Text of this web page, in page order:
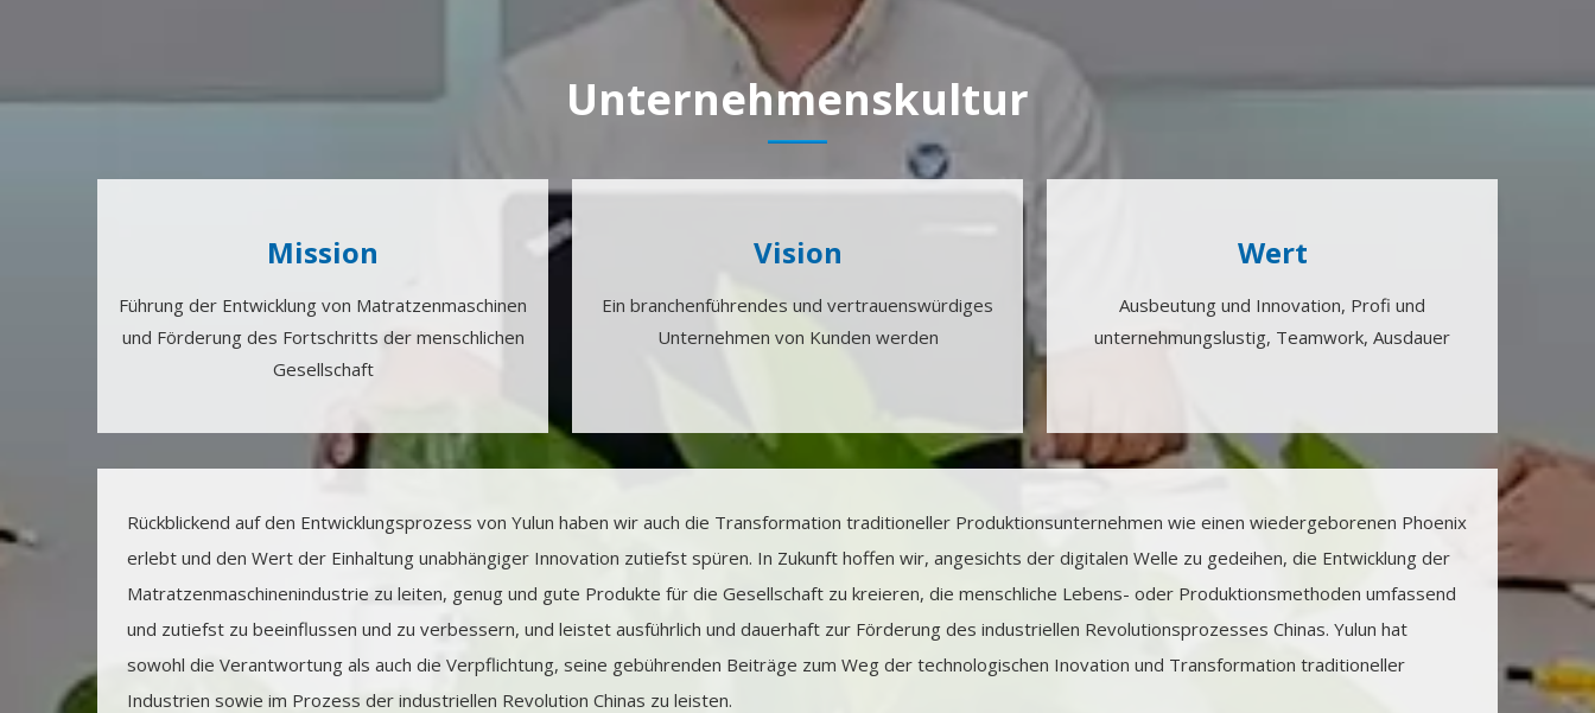
Unternehmenskultur
Mission
Führung der Entwicklung von Matratzenmaschinen
und Förderung des Fortschritts der menschlichen
Gesellschaft
Vision
Ein branchenführendes und vertrauenswürdiges
Unternehmen von Kunden werden
Wert
Ausbeutung und Innovation, Profi und
unternehmungslustig, Teamwork, Ausdauer
Rückblickend auf den Entwicklungsprozess von Yulun haben wir auch die Transformation traditioneller Produktionsunternehmen wie einen wiedergeborenen Phoenix
erlebt und den Wert der Einhaltung unabhängiger Innovation zutiefst spüren. In Zukunft hoffen wir, angesichts der digitalen Welle zu gedeihen, die Entwicklung der
Matratzenmaschinenindustrie zu leiten, genug und gute Produkte für die Gesellschaft zu kreieren, die menschliche Lebens- oder Produktionsmethoden umfassend
und zutiefst zu beeinflussen und zu verbessern, und leistet ausführlich und dauerhaft zur Förderung des industriellen Revolutionsprozesses Chinas. Yulun hat
sowohl die Verantwortung als auch die Verpflichtung, seine gebührenden Beiträge zum Weg der technologischen Inovation und Transformation traditioneller
Industrien sowie im Prozess der industriellen Revolution Chinas zu leisten.